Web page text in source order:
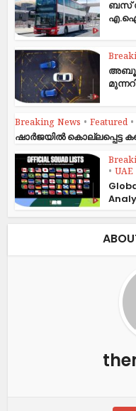
ബസ്
എ.ഐ
Breaking News • Featured •
ഷാര്‍ജയില്‍ കൊല്ലപ്പെട്ട
• UAE